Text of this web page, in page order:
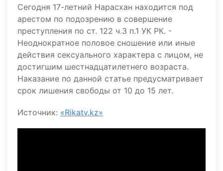
Сегодня 17-летний Нарасхан находится под
арестом по подозрению в совершение
преступления по ст. 122 ч.3 п.1 УК РК. -
Неоднократное половое сношение или иные
действия сексуального характера с лицом, не
достигшим шестнадцатилетнего возраста.
Наказание по данной статье предусматривает
срок лишения свободы от 10 до 15 лет.
Источник: «Rikatv.kz»